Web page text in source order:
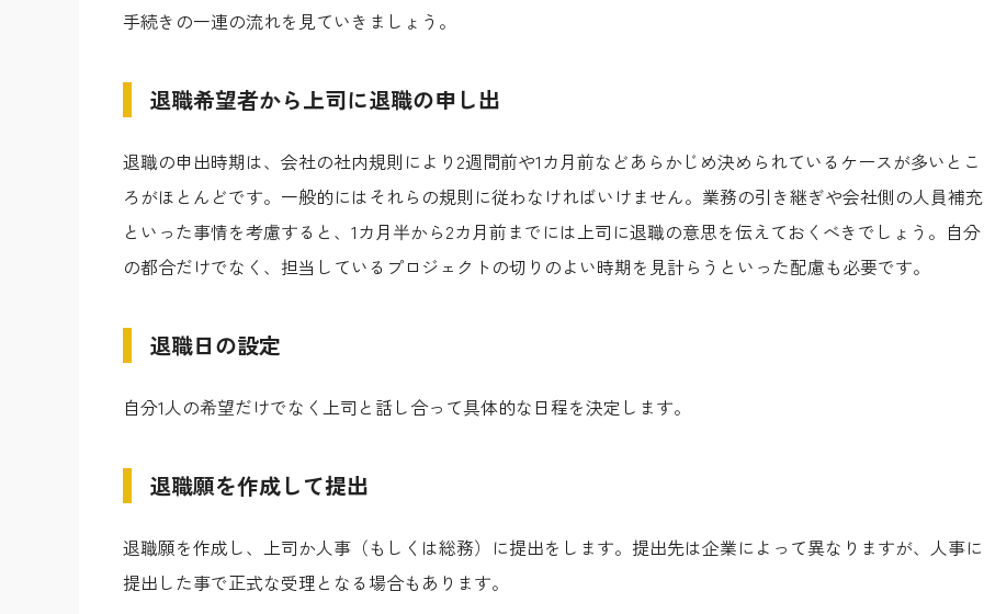
手続きの一連の流れを見ていきましょう。
退職希望者から上司に退職の申し出
退職の申出時期は、会社の社内規則により2週間前や1カ月前などあらかじめ決められているケースが多いとこ
ろがほとんどです。一般的にはそれらの規則に従わなければいけません。業務の引き継ぎや会社側の人員補充
といった事情を考慮すると、1カ月半から2カ月前までには上司に退職の意思を伝えておくべきでしょう。自分
の都合だけでなく、担当しているプロジェクトの切りのよい時期を見計らうといった配慮も必要です。
退職日の設定
自分1人の希望だけでなく上司と話し合って具体的な日程を決定します。
退職願を作成して提出
退職願を作成し、上司か人事（もしくは総務）に提出をします。提出先は企業によって異なりますが、人事に
提出した事で正式な受理となる場合もあります。